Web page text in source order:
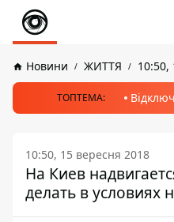
Новини ЖИТТЯ 10:50,
ТОПТЕМА:
10:50, 15 вересня 2018
На Киев
делать в условиях